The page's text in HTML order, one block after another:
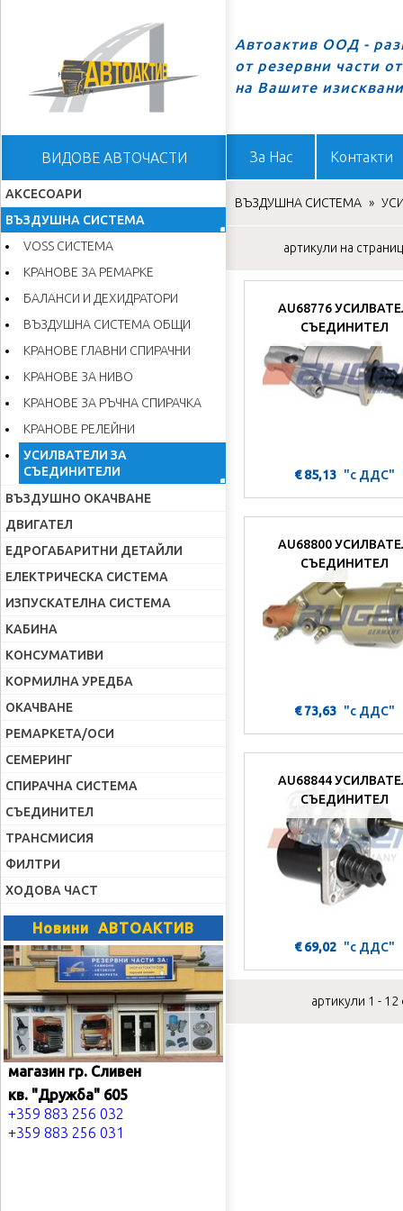
Начало
ВИДОВЕ АВТОЧАСТИ
Автоактив ООД -
от резервни части
на Вашите
За Нас Контакти
АКСЕСОАРИ
ВЪЗДУШНА СИСТЕМА
VOSS СИСТЕМА
КРАНОВЕ ЗА РЕМАРКЕ
БАЛАНСИ И ДЕХИДРАТОРИ
ВЪЗДУШНА СИСТЕМА ОБЩИ
КРАНОВЕ ГЛАВНИ СПИРАЧНИ
КРАНОВЕ ЗА НИВО
КРАНОВЕ ЗА РЪЧНА СПИРАЧКА
КРАНОВЕ РЕЛЕЙНИ
УСИЛВАТЕЛИ ЗА
СЪЕДИНИТЕЛИ
ВЪЗДУШНО ОКАЧВАНЕ
ДВИГАТЕЛ
ЕДРОГАБАРИТНИ ДЕТАЙЛИ
ЕЛЕКТРИЧЕСКА СИСТЕМА
ИЗПУСКАТЕЛНА СИСТЕМА
КАБИНА
КОНСУМАТИВИ
КОРМИЛНА УРЕДБА
ОКАЧВАНЕ
РЕМАРКЕТА/ОСИ
СЕМЕРИНГ
СПИРАЧНА СИСТЕМА
СЪЕДИНИТЕЛ
ТРАНСМИСИЯ
ФИЛТРИ
ХОДОВА ЧАСТ
Новини АВТОАКТИВ
магазин гр. Сливен
кв. "Дружба" 605
+359 883 256 032
+359 883 256 031
ВЪЗДУШНА СИСТЕМА »
артикули на
AU68776
СЪЕДИНИТЕЛ
€ 85,13 "с ДДС"
AU68800
СЪЕДИНИТЕЛ
€ 73,63 "с ДДС"
AU68844
СЪЕДИНИТЕЛ
€ 69,02 "с ДДС"
артикули 1 - 12